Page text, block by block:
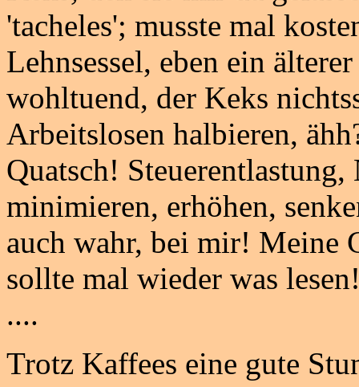
'tacheles'; musste mal
Lehnsessel, eben ein
wohltuend, der Keks
Arbeitslosen halbieren,
Quatsch!
minimieren, erhöhen,
auch wahr, bei mir! Meine
sollte mal wieder was
....
Trotz Kaffees eine gute